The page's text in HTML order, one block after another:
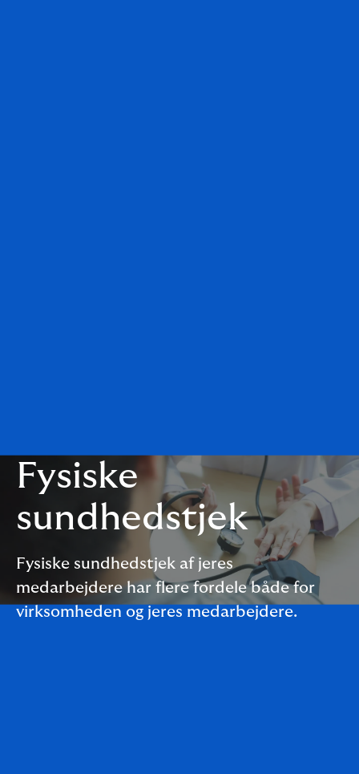
Fysiske
sundhedstjek
Fysiske sundhedstjek af jeres
medarbejdere har flere fordele både for
virksomheden og jeres medarbejdere.